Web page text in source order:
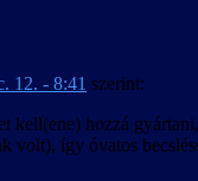
12. - 8:41 szerint:
kell(ene) hozzá
volt), így óvatos